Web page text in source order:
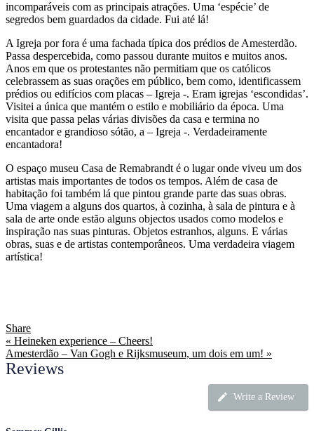
incomparáveis com as principais atrações. Uma ‘espécie’ de
segredos bem guardados da cidade. Fui até lá!
A Igreja por fora é uma fachada típica dos prédios de Amesterdão.
Passa despercebida, como passou durante muitos e muitos anos.
Anos em que os protestantes não permitiam que os católicos
celebrassem as suas orações em público, bem como, identificassem
prédios ou edifícios com placas – Igreja -. Eram igrejas ‘escondidas’.
Visitei a única que mantém o estilo e mobiliário da época. Uma
visita que passa pelas várias divisões da casa e termina no
encantador e grandioso sótão, a – Igreja -. Verdadeiramente
encantadora!
O espaço museu Casa de Remabrandt é o lugar onde viveu um dos
artistas mais importantes de todos os tempos. Além de casa de
habitação foi também lá que pintou grande parte das suas obras.
Uma viagem a alguns dos quartos, à cozinha, à sala de pintura e à
sala de arte onde estão alguns objectos usados como modelos e
inspiração nas suas pinturas. Objetos estranhos, alguns. E várias
obras, suas e de artistas contemporâneos. Uma verdadeira viagem
artística!
Share
« Heineken experience – Cheers!
Amesterdão – Van Gogh e Rijksmuseum, um dois em um! »
Reviews
Write a Review